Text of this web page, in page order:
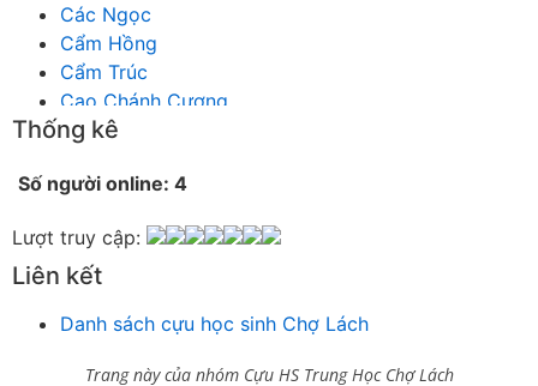
Các Ngọc
Cẩm Hồng
Cẩm Trúc
Cao Chánh Cương
Cao Nhật Quyên
Chích Chị
Chu Trầm Nguyên Minh
Cò Bằng
Công Bình
Thống kê
Số người online: 4
Lượt truy cập:
Liên kết
Danh sách cựu học sinh Chợ Lách
Trang này của nhóm Cựu HS Trung Học Chợ Lách